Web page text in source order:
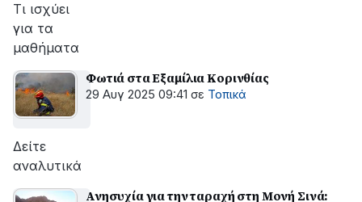
Τι ισχύει
για τα
μαθήματα
Φωτιά στα Εξαμίλια Κορινθίας
29 Αυγ 2025 09:41 σε Τοπικά
Δείτε
αναλυτικά
Ανησυχία για την ταραχή στη Μονή Σινά: